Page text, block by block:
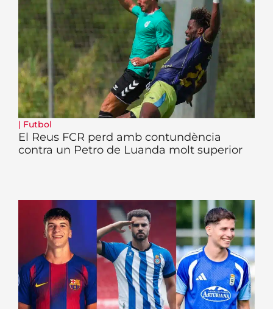
| Futbol
El Reus FCR perd amb contundència
contra un Petro de Luanda molt superior